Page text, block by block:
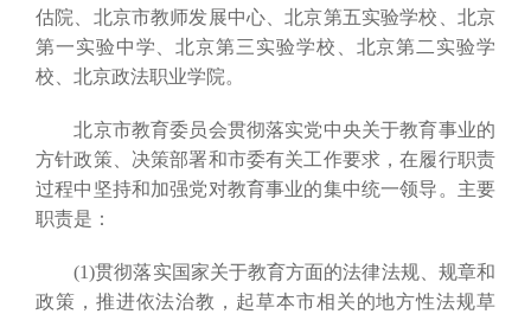
估院、北京市教师发展中心、北京第五实验学校、北京
第一实验中学、北京第三实验学校、北京第二实验学
校、北京政法职业学院。
北京市教育委员会贯彻落实党中央关于教育事业的
方针政策、决策部署和市委有关工作要求，在履行职责
过程中坚持和加强党对教育事业的集中统一领导。主要
职责是：
(1)贯彻落实国家关于教育方面的法律法规、规章和
政策，推进依法治教，起草本市相关的地方性法规草